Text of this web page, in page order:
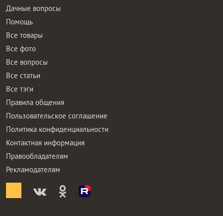
Дачные вопросы
Помощь
Все товары
Все фото
Все вопросы
Все статьи
Все тэги
Правила общения
Пользовательское соглашение
Политика конфиденциальности
Контактная информация
Правообладателям
Рекламодателям